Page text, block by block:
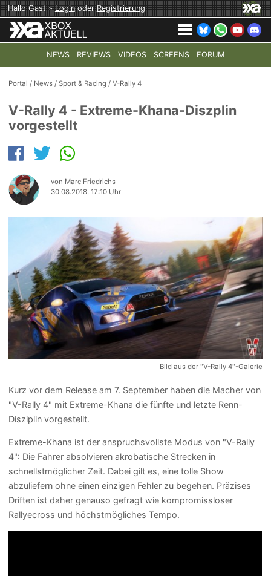
Hallo Gast »LoginoderRegistrierung
NEWS REVIEWS VIDEOS SCREENS FORUM
TOP-THEMEN: COD: MODERN WARFARE 4 HALO:
Portal / News /Sport & Racing /V-Rally 4
V-Rally 4 - Extreme-Khana-Diszplin
vorgestellt
von Marc Friedrichs
30.08.2018, 17:10 Uhr
Bild aus der "V-Rally 4"-Galerie
Kurz vor dem Release am 7. September haben die Macher von
"V-Rally 4" mit Extreme-Khana die fünfte und letzte Renn-
Disziplin vorgestellt.
Extreme-Khana ist der anspruchsvollste Modus von "V-Rally
4": Die Fahrer absolvieren akrobatische Strecken in
schnellstmöglicher Zeit. Dabei gilt es, eine tolle Show
abzuliefern ohne einen einzigen Fehler zu begehen. Präzises
Driften ist daher genauso gefragt wie kompromissloser
Rallyecross und höchstmögliches Tempo.